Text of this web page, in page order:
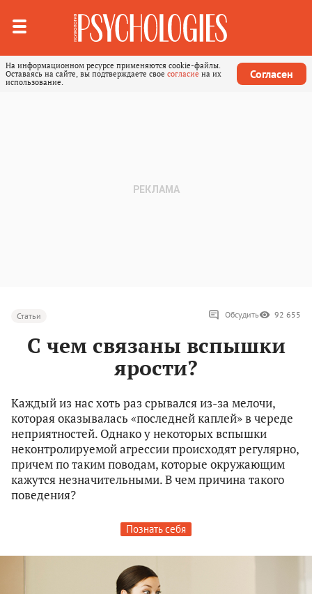
На информационном ресурсе применяются cookie-файлы.
Оставаясь на сайте, вы подтверждаете свое согласие на их
использование.
Согласен
Статьи Обсудить 92 655
С чем связаны вспышки
ярости?
Каждый из нас хоть раз срывался из-за мелочи,
которая оказывалась «последней каплей» в череде
неприятностей. Однако у некоторых вспышки
неконтролируемой агрессии происходят регулярно,
причем по таким поводам, которые окружающим
кажутся незначительными. В чем причина такого
поведения?
Познать себя